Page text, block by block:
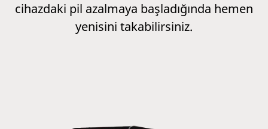
cihazdaki pil azalmaya başladığında hemen
yenisini takabilirsiniz.